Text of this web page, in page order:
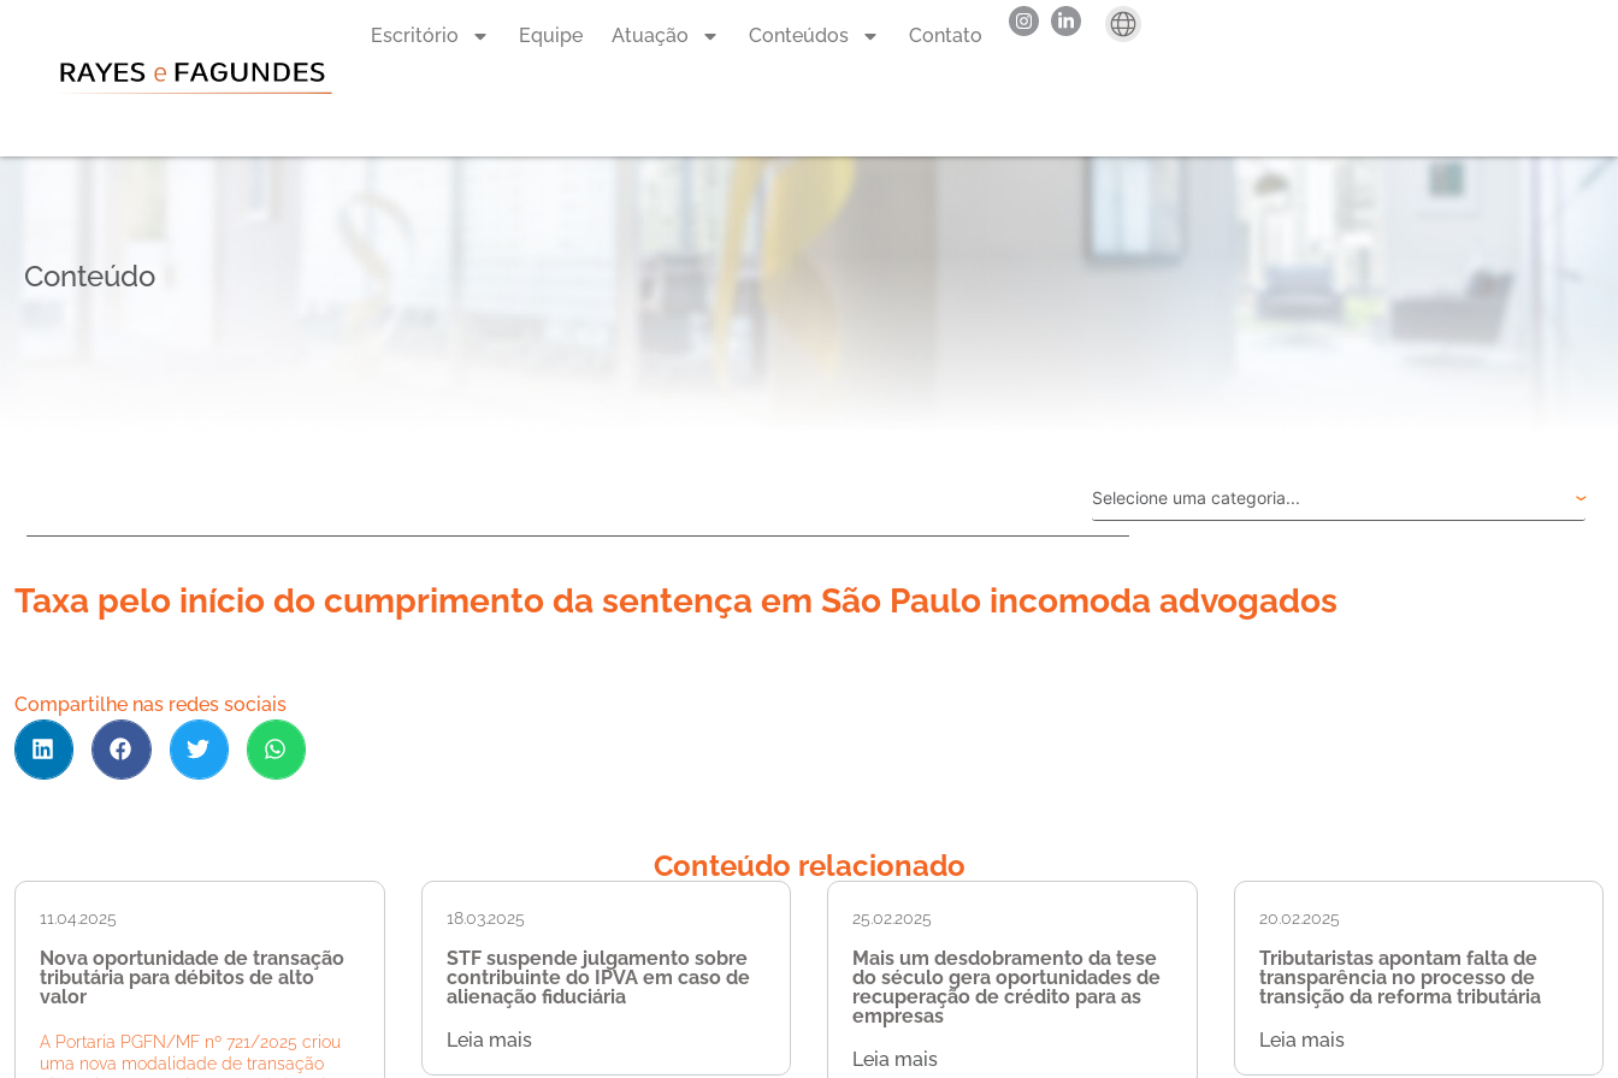
Escritório Equipe Atuação Conteúdos Contato
Conteúdo
Taxa pelo início do cumprimento da sentença em São Paulo incomoda advogados
Compartilhe nas redes sociais
Conteúdo relacionado
11.04.2025
Nova oportunidade de transação
tributária para débitos de alto
valor
A Portaria PGFN/MF nº 721/2025 criou
uma nova modalidade de transação
18.03.2025
STF suspende julgamento sobre
contribuinte do IPVA em caso de
alienação fiduciária
Leia mais
25.02.2025
Mais um desdobramento da tese
do século gera oportunidades de
recuperação de crédito para as
empresas
Leia mais
20.02.2025
Tributaristas apontam falta de
transparência no processo de
transição da reforma tributária
Leia mais